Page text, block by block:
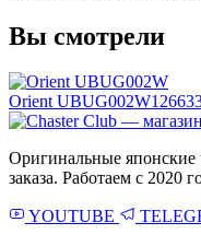
Вы смотрели
Orient UBUG002W
Оригинальные японские
заказа. Работаем с 2020
YOUTUBE